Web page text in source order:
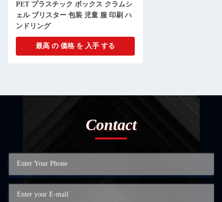
PET プラスチック ボックス クラムシ
ェル ブリスター 包装 児童 服 印刷 ハ
ンドリング
最高 の 価格 を 入手 する
Contact